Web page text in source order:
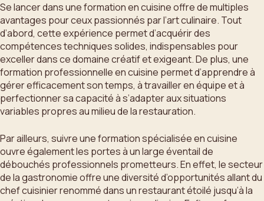
Se lancer dans une formation en cuisine offre de multiples
avantages pour ceux passionnés par l’art culinaire. Tout
d’abord, cette expérience permet d’acquérir des
compétences techniques solides, indispensables pour
exceller dans ce domaine créatif et exigeant. De plus, une
formation professionnelle en cuisine permet d’apprendre à
gérer efficacement son temps, à travailler en équipe et à
perfectionner sa capacité à s’adapter aux situations
variables propres au milieu de la restauration.
Par ailleurs, suivre une formation spécialisée en cuisine
ouvre également les portes à un large éventail de
débouchés professionnels prometteurs. En effet, le secteur
de la gastronomie offre une diversité d’opportunités allant du
chef cuisinier renommé dans un restaurant étoilé jusqu’à la